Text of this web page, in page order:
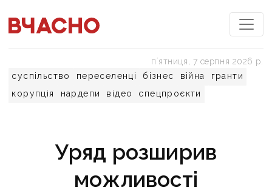
суспільство переселенці бізнес війна
гранти
корупція
нардепи відео спецпроєкти
пʼятниця, 7 серпня 2026 р.
Уряд розширив
можливості